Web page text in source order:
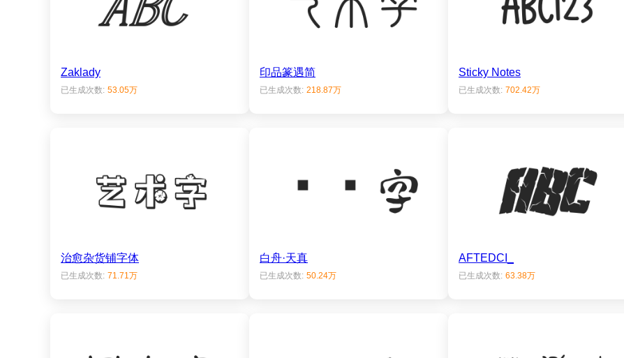
Zaklady
已生成次数: 53.05万
印品篆遇简
已生成次数: 218.87万
Sticky Notes
已生成次数: 702.42万
治愈杂货铺字体
已生成次数: 71.71万
白舟·天真
已生成次数: 50.24万
AFTEDCI_
已生成次数: 63.38万